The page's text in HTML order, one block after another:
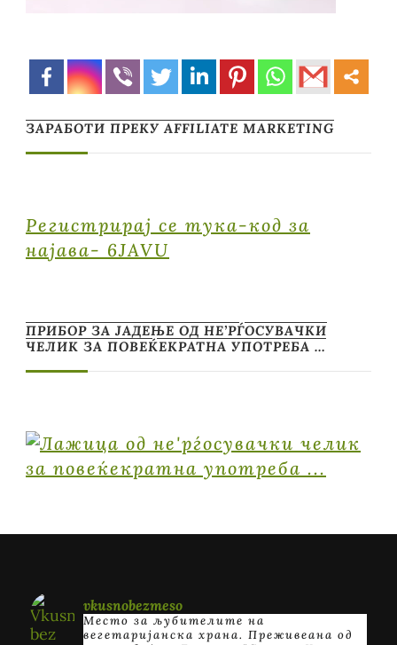
ЗАРАБОТИ ПРЕКУ AFFILIATE MARKETING
Регистрирај се тука-код за
најава- 6JAVU
ПРИБОР ЗА ЈАДЕЊЕ ОД НЕ’РЃОСУВАЧКИ
ЧЕЛИК ЗА ПОВЕЌЕКРАТНА УПОТРЕБА …
vkusnobezmeso
Место за љубителите на
вегетаријанска храна. Преживеана од